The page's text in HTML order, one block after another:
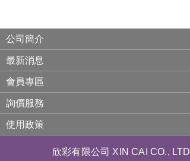
公司簡介
最新消息
會員專區
詢價服務
使用政策
欣彩有限公司 XIN CAI CO., LTD